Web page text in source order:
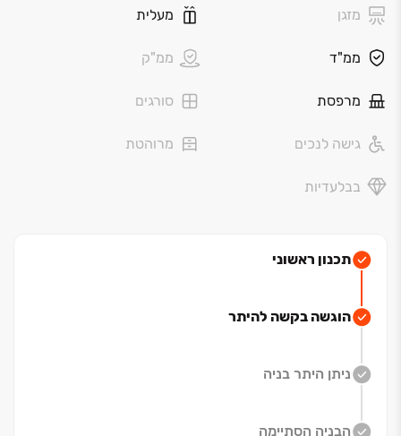
חדשה ופורחת בלב נוף ירוק ושופע. השכונה, שתוקם
יחידות דיור מגוונות בין תמרת לנהלל.
הנכס המושלם עבורו. בואו להיות חלק מקהילה חדשה
מזגן מעלית
ממ"ד ממ"ק
מרפסת סורגים
גישה לנכים מרוהטת
בבלעדיות
תכנון ראשוני
הוגשה בקשה להיתר
ניתן היתר בניה
הבניה הסתיימה